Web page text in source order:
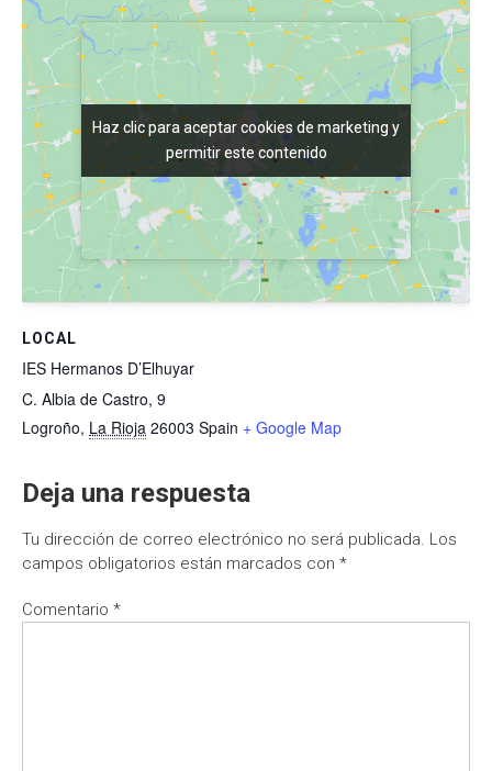
LOCAL
IES Hermanos D’Elhuyar
C. Albia de Castro, 9
Logroño, La Rioja 26003 Spain + Google Map
Haz clic para aceptar cookies de marketing y
permitir este contenido
Haz clic para aceptar cookies de marketing y
permitir este contenido
Deja una respuesta
Tu dirección de correo electrónico no será publicada. Los
campos obligatorios están marcados con *
Comentario *